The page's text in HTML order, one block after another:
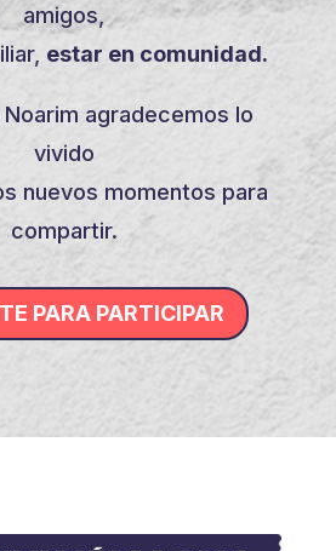
amigos,
estar en comunidad.
Noarim agradecemos lo
vivido
nuevos momentos para
compartir.
PARA PARTICIPAR